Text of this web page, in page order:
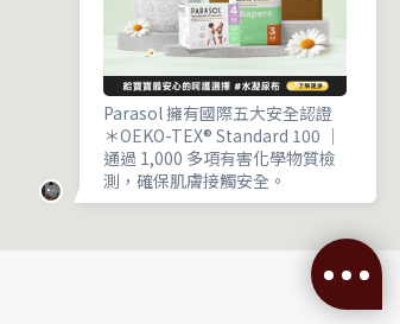
Parasol 擁有國際五大安全認證
＊OEKO-TEX® Standard 100 ｜
通過 1,000 多項有害化學物質檢
測，確保肌膚接觸安全。
病學專家嚴審，成分透明且健康。
＊OCS 100 有機標準 ｜ 獨立驗證